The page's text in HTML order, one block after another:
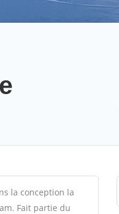
la conception la
Fait partie du